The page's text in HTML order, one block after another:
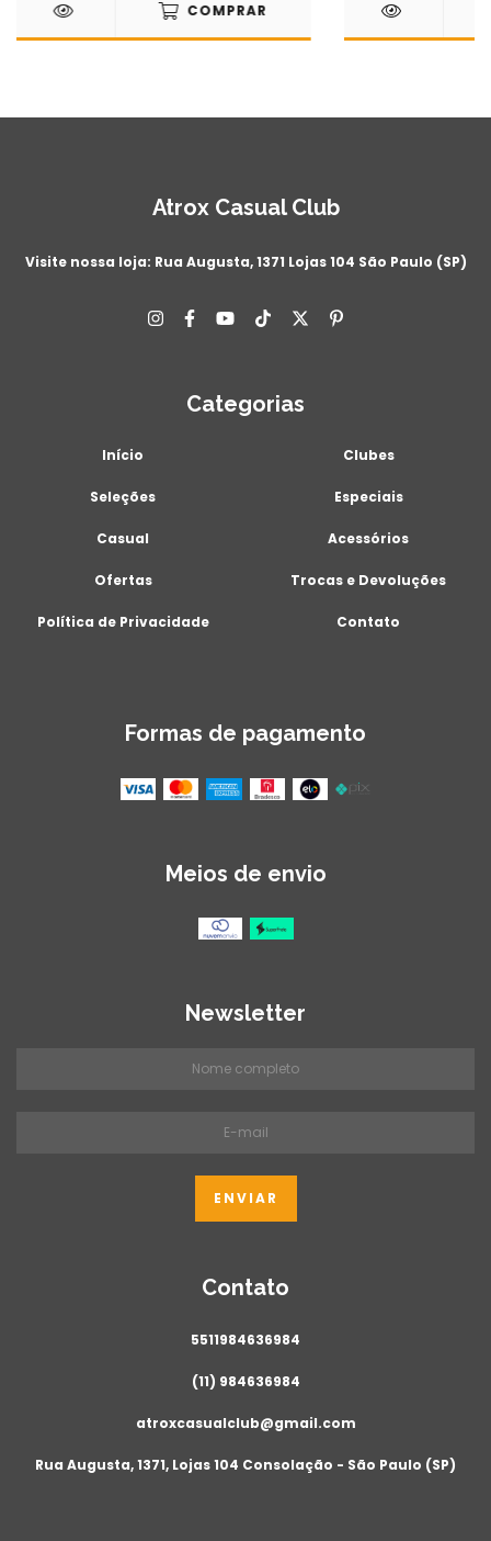
COMPRAR
Atrox Casual Club
Visite nossa loja: Rua Augusta, 1371 Lojas 104 São Paulo (SP)
Categorias
Início Clubes
Seleções Especiais
Casual Acessórios
Ofertas Trocas e Devoluções
Política de Privacidade Contato
Formas de pagamento
Meios de envio
Newsletter
Contato
5511984636984
(11) 984636984
atroxcasualclub@gmail.com
Rua Augusta, 1371, Lojas 104 Consolação - São Paulo (SP)